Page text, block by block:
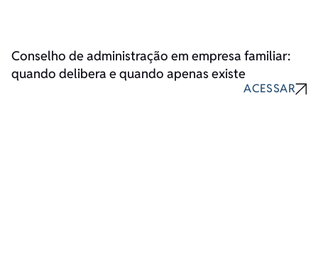
Conselho de administração em empresa familiar:
quando delibera e quando apenas existe
ACESSAR